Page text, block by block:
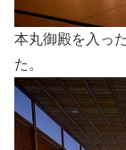
本丸御殿を入っ
た。